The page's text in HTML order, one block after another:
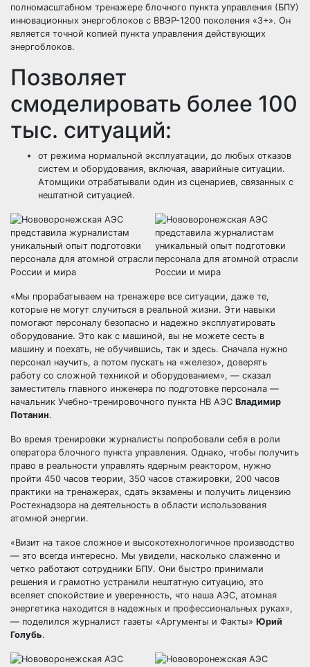
полномасштабном тренажере блочного пункта управления (БПУ)
инновационных энергоблоков с ВВЭР-1200 поколения «3+». Он
является точной копией пункта управления действующих
энергоблоков.
Позволяет
смоделировать более 100
тыс. ситуаций:
от режима нормальной эксплуатации, до любых отказов
систем и оборудования, включая, аварийные ситуации.
Атомщики отрабатывали один из сценариев, связанных с
нештатной ситуацией.
«Мы прорабатываем на тренажере все ситуации, даже те,
которые не могут случиться в реальной жизни. Эти навыки
помогают персоналу безопасно и надежно эксплуатировать
оборудование. Это как с машиной, вы не можете сесть в
машину и поехать, не обучившись, так и здесь. Сначала нужно
персонал научить, а потом пускать на «железо», доверять
работу со сложной техникой и оборудованием», — сказал
заместитель главного инженера по подготовке персонала —
начальник Учебно-тренировочного пункта НВ АЭС Владимир
Потанин.
Во время тренировки журналисты попробовали себя в роли
оператора блочного пункта управления. Однако, чтобы получить
право в реальности управлять ядерным реактором, нужно
пройти 450 часов теории, 350 часов стажировки, 200 часов
практики на тренажерах, сдать экзамены и получить лицензию
Ростехнадзора на деятельность в области использования
атомной энергии.
«Визит на такое сложное и высокотехнологичное производство
— это всегда интересно. Мы увидели, насколько слаженно и
четко работают сотрудники БПУ. Они быстро принимали
решения и грамотно устранили нештатную ситуацию, это
вселяет спокойствие и уверенность, что наша АЭС, атомная
энергетика находится в надежных и профессиональных руках»,
— поделился журналист газеты «Аргументы и Факты» Юрий
Голубь.